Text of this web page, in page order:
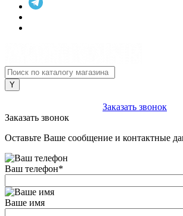
Заказать звонок
Заказать звонок
Оставьте Ваше сообщение и контактные
Ваш телефон*
Ваше имя